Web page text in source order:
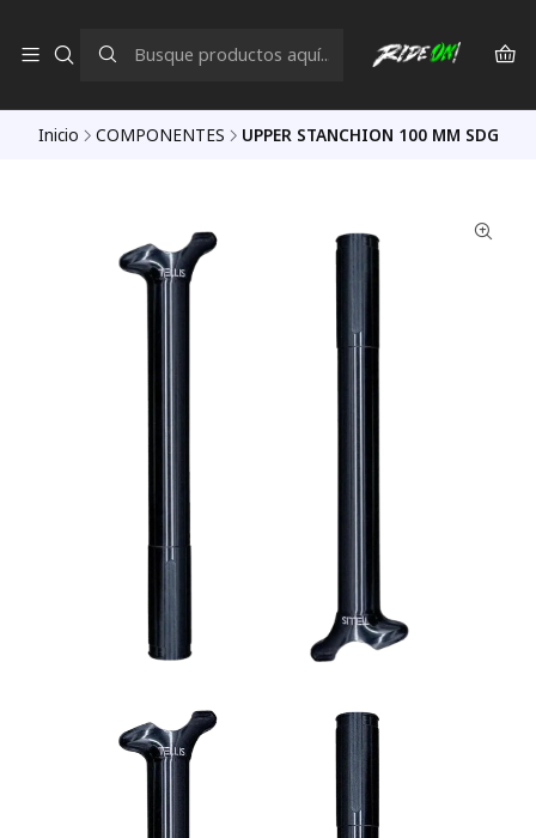
Inicio COMPONENTES UPPER STANCHION 100 MM SDG